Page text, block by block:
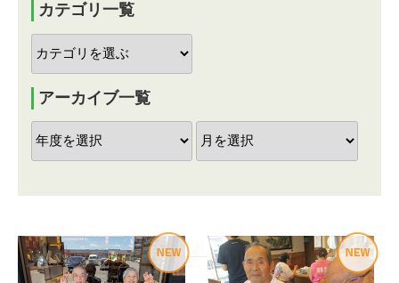
カテゴリ一覧
アーカイブ一覧